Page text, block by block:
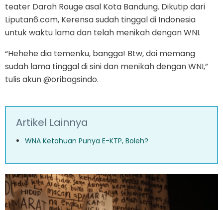
teater Darah Rouge asal Kota Bandung. Dikutip dari
Liputan6.com, Kerensa sudah tinggal di Indonesia
untuk waktu lama dan telah menikah dengan WNI.
“Hehehe dia temenku, bangga! Btw, doi memang
sudah lama tinggal di sini dan menikah dengan WNI,”
tulis akun @oribagsindo.
Artikel Lainnya
WNA Ketahuan Punya E-KTP, Boleh?